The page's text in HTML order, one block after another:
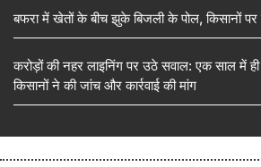
बफरा में खेतों के बीच झुके बिजली के पोल, किसानों पर
करोड़ों की नहर लाइनिंग पर उठे सवाल: एक साल में
किसानों ने की जांच और कार्रवाई की मांग